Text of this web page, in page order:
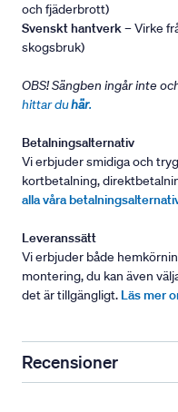
och fjäderbrott)
Svenskt hantverk– Virke
skogsbruk)
OBS! Sängben ingår inte
hittar duhär.
Betalningsalternativ
Vi erbjuder smidiga och
kortbetalning,
alla våra
Leveranssätt
Vi erbjuder både
montering, du kan även
det är tillgängligt. Läs mer
Recensioner